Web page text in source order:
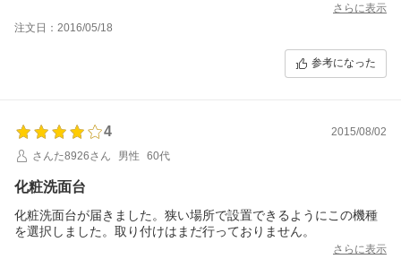
さらに表示
注文日：2016/05/18
参考になった
4
2015/08/02
さんた8926さん
男性 60代
化粧洗面台
化粧洗面台が届きました。狭い場所で設置できるようにこの機種
を選択しました。取り付けはまだ行っておりません。
さらに表示